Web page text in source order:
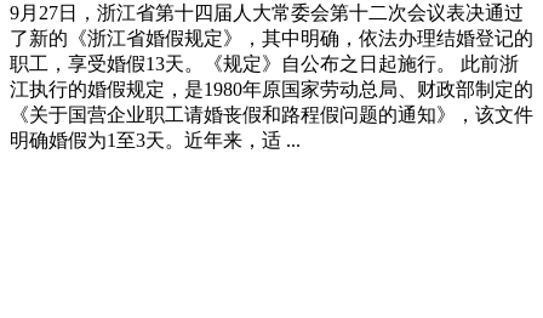
9月27日，浙江省第十四届人大常委会第十二次会议表决通过
了新的《浙江省婚假规定》，其中明确，依法办理结婚登记的
职工，享受婚假13天。《规定》自公布之日起施行。 此前浙
江执行的婚假规定，是1980年原国家劳动总局、财政部制定的
《关于国营企业职工请婚丧假和路程假问题的通知》，该文件
明确婚假为1至3天。近年来，适 ...